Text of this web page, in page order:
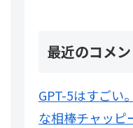
最近のコメン
GPT-5はすごい
な相棒チャッピ